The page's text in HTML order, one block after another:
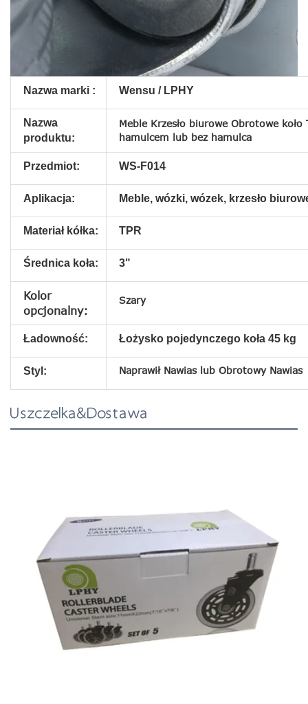
Nazwa marki : Wensu / LPHY
Nazwa
produktu:
Meble Krzesło biurowe Obrotowe koło
hamulcem lub bez hamulca
Przedmiot: WS-F014
Aplikacja: Meble, wózki, wózek, krzesło
Materiał kółka: TPR
Średnica koła: 3"
Kolor
opcjonalny:
Szary
Ładowność: Łożysko pojedynczego koła 45 kg
Styl: Naprawił Nawias lub Obrotowy Nawias
Uszczelka&Dostawa